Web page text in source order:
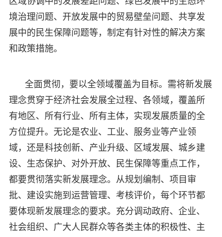
境治理问题、开放发展中的贸易壁垒问题、共享发
展中的民生保障问题等，制定有针对性的解决方案
和政策措施。
全面贯彻，要以全领域覆盖为目标。需将新发展
理念贯穿于经济社会发展全过程、各领域，覆盖所
有地区、所有行业、所有主体，实现发展质量的全
方位提升。无论是农业、工业、服务业等产业领
域，还是科技创新、产业升级、区域发展、城乡建
设、生态保护、对外开放、民生保障等重点工作，
都要贯彻落实新发展理念。从规划编制、项目审
批、建设实施到运营管理、考核评价，每个环节都
要体现新发展理念的要求。充分调动政府、企业、
社会组织、广大人民群众等各类主体的积极性、主